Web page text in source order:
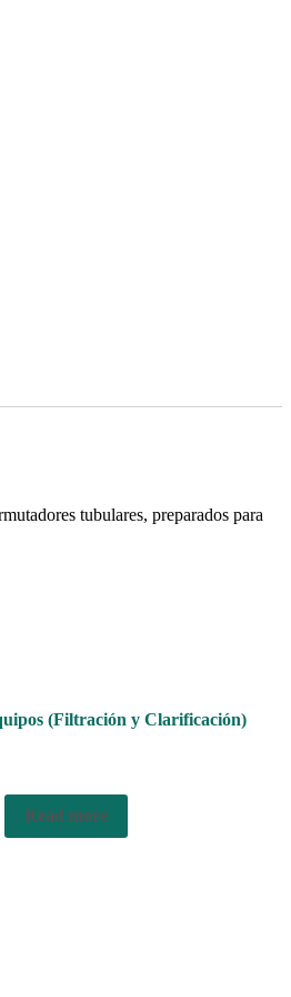
tubulares, preparados para
(Filtración y Clarificación)
Read more